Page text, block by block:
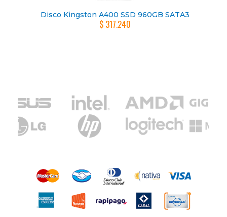
Disco Kingston A400 SSD 960GB SATA3
$ 317.240